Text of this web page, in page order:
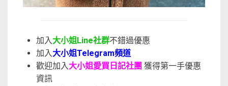
加入大小姐Line社群不錯過優惠
加入大小姐Telegram頻道
歡迎加入大小姐愛買日記社團 獲得第一手優惠
資訊